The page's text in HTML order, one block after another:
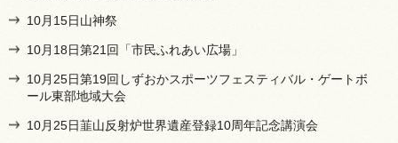
10月15日山神祭
10月18日第21回「市民ふれあい広場」
10月25日第19回しずおかスポーツフェスティバル・ゲートボ
ール東部地域大会
10月25日韮山反射炉世界遺産登録10周年記念講演会